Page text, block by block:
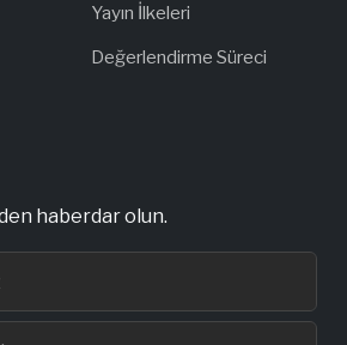
Yayın İlkeleri
Değerlendirme Süreci
haberdar olun.